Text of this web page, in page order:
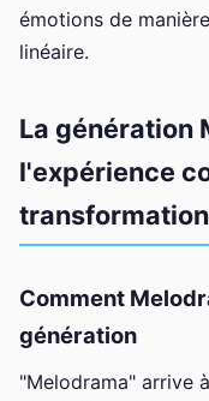
émotions de
linéaire.
La génération
l'expérience
transformation
Comment
génération
"Melodrama" arrive